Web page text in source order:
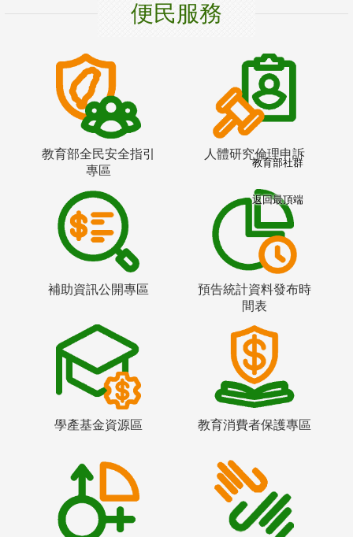
便民服務
教育部全民安全指引
專區
人體研究倫理申訴
補助資訊公開專區
預告統計資料發布時
間表
學產基金資源區 教育消費者保護專區
教育部社群
返回最頂端